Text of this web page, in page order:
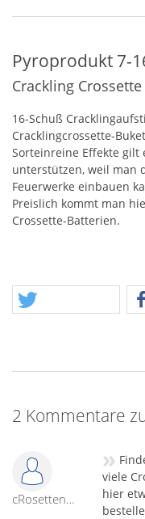
Pyroprodukt 7-
Crackling
16-Schuß
Cracklingcrossette-
Sorteinreine Effekte gilt
unterstützen, weil man
Feuerwerke einbauen
Preislich kommt man
Crossette-Batterien.
2 Kommentare
cRosettenbatterie
»
viele
hier